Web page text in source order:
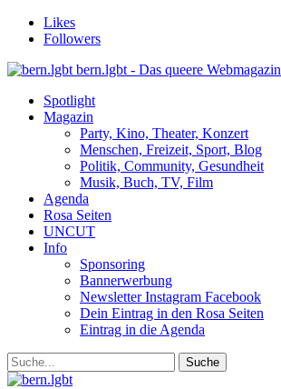
Likes
Followers
bern.lgbt - Das queere Webmagazin
Spotlight
Magazin
Party, Kino, Theater, Konzert
Menschen, Freizeit, Sport, Blog
Politik, Community, Gesundheit
Musik, Buch, TV, Film
Agenda
Rosa Seiten
UNCUT
Info
Sponsoring
Bannerwerbung
Newsletter Instagram Facebook
Dein Eintrag in den Rosa Seiten
Eintrag in die Agenda